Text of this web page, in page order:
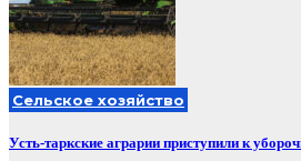
Сельское хозяйство
Усть-таркские аграрии приступили к